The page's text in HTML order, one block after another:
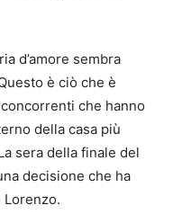
d’amore sembra
è ciò che è
che hanno
della casa più
sera della finale del
decisione che ha
Lorenzo.